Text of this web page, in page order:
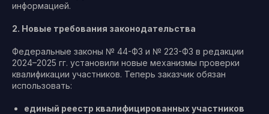
информацией.
2. Новые требования законодательства
Федеральные законы № 44-ФЗ и № 223-ФЗ в редакции
2024–2025 гг. установили новые механизмы проверки
квалификации участников. Теперь заказчик обязан
использовать:
единый реестр квалифицированных участников